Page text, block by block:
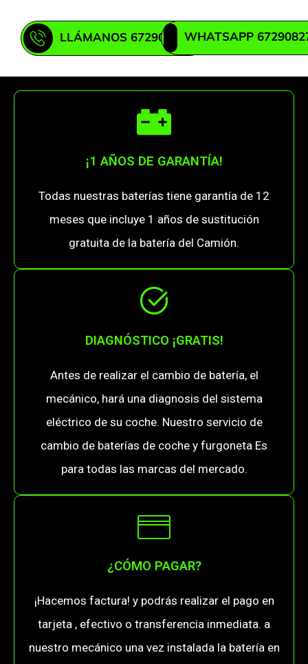
LLÁMANOS 672908271WHATSAPP
¡1 AÑOS DE GARANTÍA!
Todas nuestras baterías tiene garantía de 12
meses que incluye 1 años de sustitución
gratuita de la batería del Camión.
DIAGNÓSTICO ¡GRATIS!
Antes de realizar el cambio de batería, el
mecánico, hará una diagnosis del sistema
eléctrico de su coche. Nuestro servicio de
cambio de baterías de coche y furgoneta Es
para todas las marcas del mercado.
¿CÓMO PAGAR?
¡Hacemos factura! y podrás realizar el pago en
tarjeta , efectivo o transferencia inmediata. a
nuestro mecánico una vez instalada la batería en